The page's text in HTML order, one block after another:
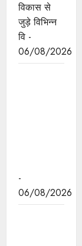
विकास से
जुड़े विभिन्न
वि -
06/08/2026
-
06/08/2026